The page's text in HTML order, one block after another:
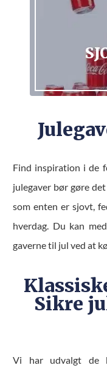
Find inspiration i de
julegaver bør gøre
som enten er sjovt,
hverdag. Du kan
gaverne til jul ved at
Sikre
Vi har udvalgt de